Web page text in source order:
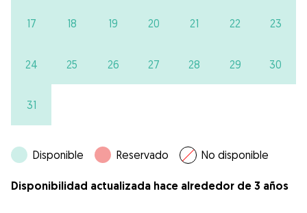
17 18 19 20 21 22 23
24 25 26 27 28 29 30
31
Disponible Reservado No disponible
Disponibilidad actualizada hace alrededor de 3 años